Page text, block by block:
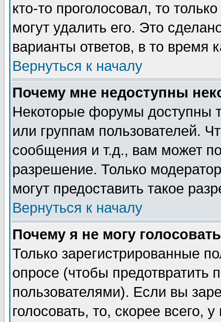
кто-то проголосовал, то
могут удалить его. Это
варианты ответов, в то время
Вернуться к началу
Почему мне недоступны
Некоторые форумы доступны
или группам пользователей.
сообщения и т.д., вам может
разрешение. Только
могут предоставить такое
Вернуться к началу
Почему я не могу
Только зарегистрированные
опросе (чтобы предотвратить
пользователями). Если вы
голосовать, то, скорее всего,